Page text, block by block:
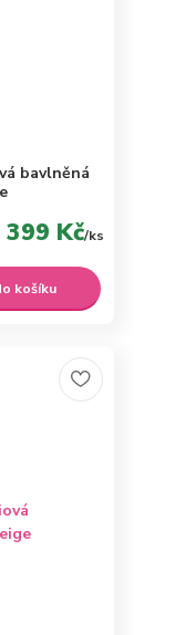
bavlněná
399 Kč/ks
košíku